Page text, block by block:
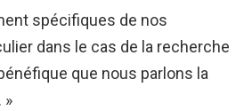
spécifiques de nos
dans le cas de la recherche
que nous parlons la
»